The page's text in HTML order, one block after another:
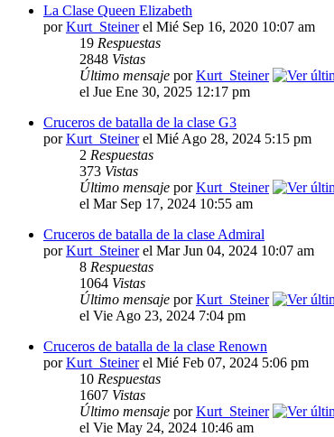
La Clase Queen Elizabeth
porKurt_Steinerel Mié Sep 16, 2020 10:07 am
19 Respuestas
2848 Vistas
Último mensaje porKurt_Steiner
el Jue Ene 30, 2025 12:17 pm
Cruceros de batalla de la clase G3
porKurt_Steinerel Mié Ago 28, 2024 5:15 pm
2 Respuestas
373 Vistas
Último mensaje porKurt_Steiner
el Mar Sep 17, 2024 10:55 am
Cruceros de batalla de la clase Admiral
porKurt_Steinerel Mar Jun 04, 2024 10:07 am
8 Respuestas
1064 Vistas
Último mensaje porKurt_Steiner
el Vie Ago 23, 2024 7:04 pm
Cruceros de batalla de la clase Renown
porKurt_Steinerel Mié Feb 07, 2024 5:06 pm
10 Respuestas
1607 Vistas
Último mensaje porKurt_Steiner
el Vie May 24, 2024 10:46 am